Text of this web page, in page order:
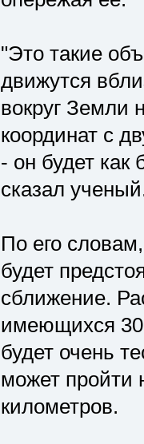
"Это такие
движутся
вокруг Земли
координат с
- он будет
сказал
По его
будет
сближение.
имеющихся 30
будет очень
может пройти
километров.